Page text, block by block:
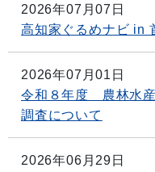
2026年07月07日
高知家ぐるめナビ in
2026年07月01日
令和８年度 農林水
調査について
2026年06月29日